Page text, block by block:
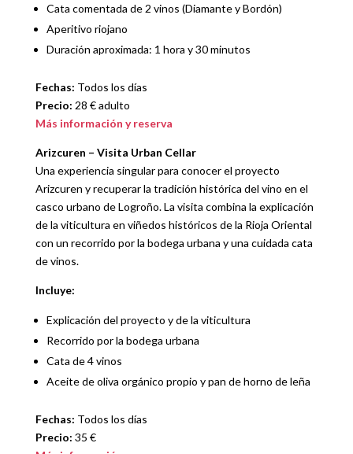
Cata comentada de 2 vinos (Diamante y Bordón)
Aperitivo riojano
Duración aproximada: 1 hora y 30 minutos
Fechas: Todos los días
Precio: 28 € adulto
Más información y reserva
Arizcuren – Visita Urban Cellar
Una experiencia singular para conocer el proyecto
Arizcuren y recuperar la tradición histórica del vino en el
casco urbano de Logroño. La visita combina la explicación
de la viticultura en viñedos históricos de la Rioja Oriental
con un recorrido por la bodega urbana y una cuidada cata
de vinos.
Incluye:
Explicación del proyecto y de la viticultura
Recorrido por la bodega urbana
Cata de 4 vinos
Aceite de oliva orgánico propio y pan de horno de leña
Fechas: Todos los días
Precio: 35 €